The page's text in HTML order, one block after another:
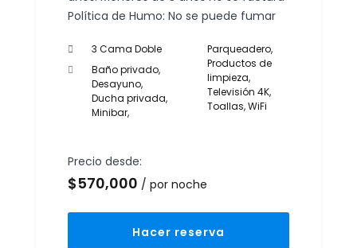
Política de Humo: No se puede fumar
3 Cama Doble
Baño privado,
Desayuno,
Ducha privada,
Minibar,
Parqueadero,
Productos de
limpieza,
Televisión 4K,
Toallas,WiFi
Precio desde:
$570,000 por noche
Hacer reserva